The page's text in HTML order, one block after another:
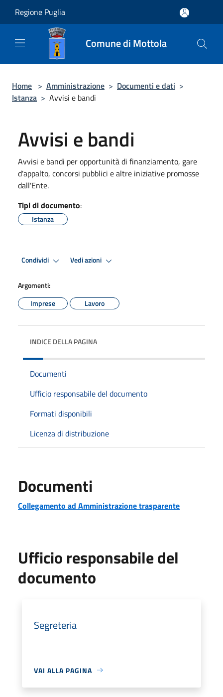
Regione Puglia
Comune di Mottola
Home > Amministrazione > Documenti e dati >
Istanza > Avvisi e bandi
Avvisi e bandi
Avvisi e bandi per opportunità di finanziamento, gare
d'appalto, concorsi pubblici e altre iniziative promosse
dall'Ente.
Tipi di documento:
Istanza
Condividi Vedi azioni
Argomenti:
Imprese
Lavoro
INDICE DELLA PAGINA
Documenti
Ufficio responsabile del documento
Formati disponibili
Licenza di distribuzione
Documenti
Collegamento ad Amministrazione trasparente
Ufficio responsabile del
documento
Segreteria
VAI ALLA PAGINA